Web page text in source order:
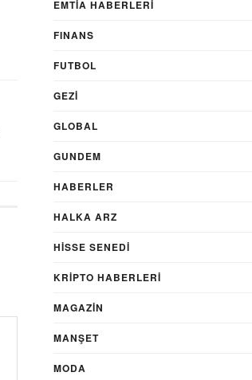
EMTIA HABERLERI
FINANS
FUTBOL
GEZI
GLOBAL
GUNDEM
HABERLER
HALKA ARZ
HİSSE SENEDİ
KRIPTO HABERLERI
MAGAZİN
MANŞET
MODA